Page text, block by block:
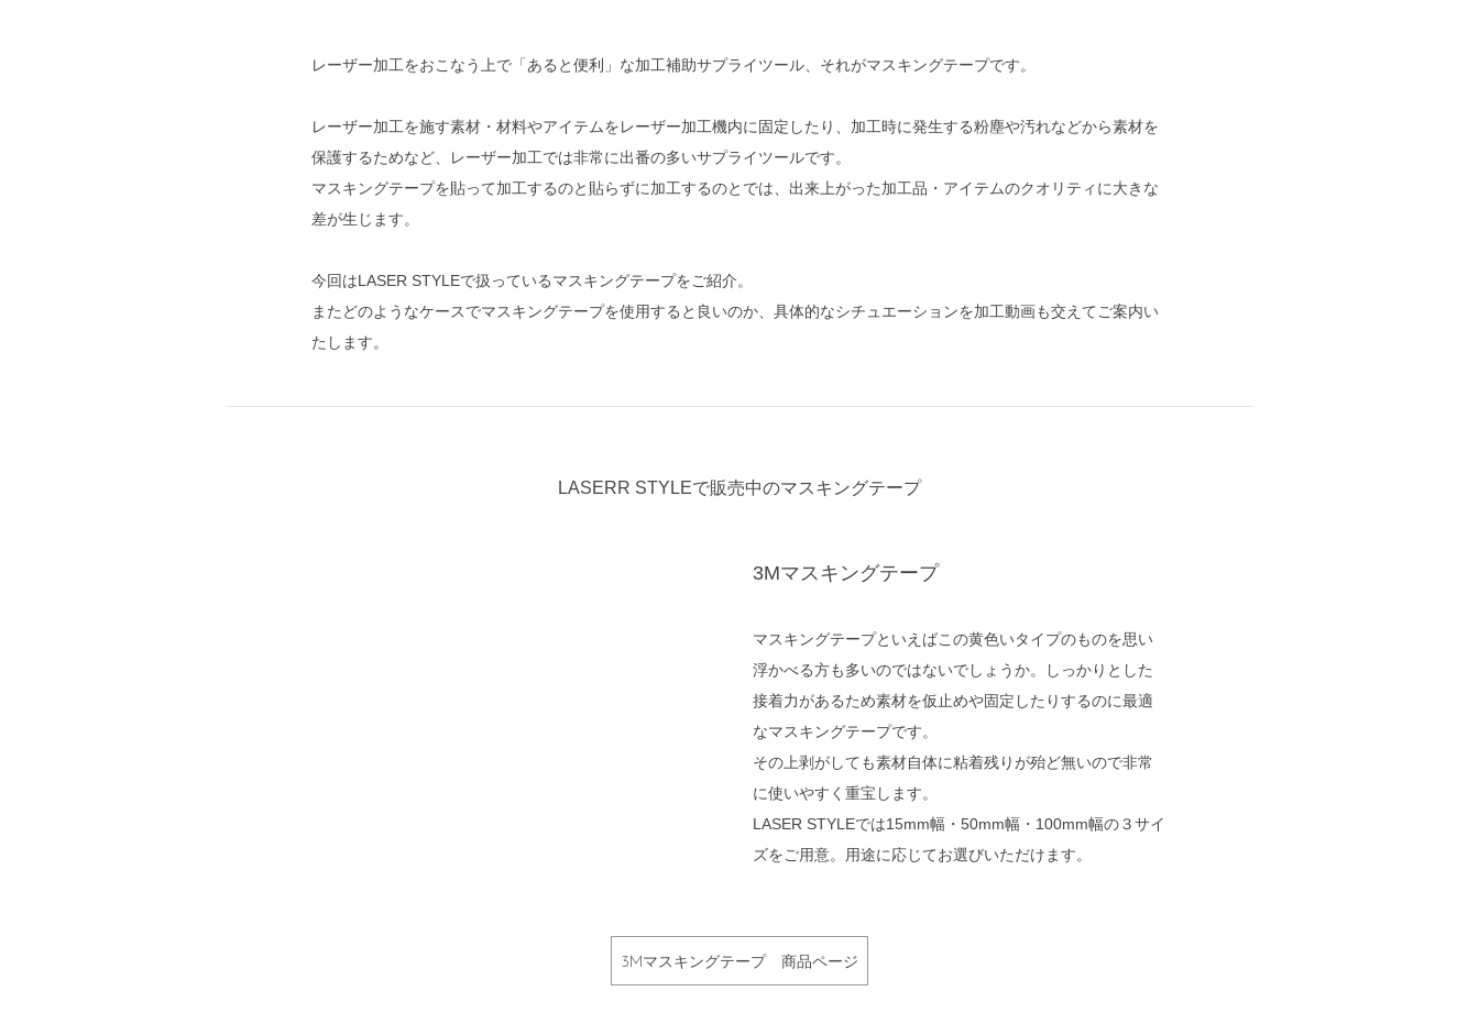
レーザー加工をおこなう上で「あると便利」な加工補助サプライツール、それがマスキングテープです。
レーザー加工を施す素材・材料やアイテムをレーザー加工機内に固定したり、加工時に発生する粉塵や汚れなどから素材を
保護するためなど、レーザー加工では非常に出番の多いサプライツールです。
マスキングテープを貼って加工するのと貼らずに加工するのとでは、出来上がった加工品・アイテムのクオリティに大きな
差が生じます。
今回はLASER STYLEで扱っているマスキングテープをご紹介。
またどのようなケースでマスキングテープを使用すると良いのか、具体的なシチュエーションを加工動画も交えてご案内い
たします。
LASERR STYLEで販売中のマスキングテープ
3Mマスキングテープ
マスキングテープといえばこの黄色いタイプのものを思い
浮かべる方も多いのではないでしょうか。しっかりとした
接着力があるため素材を仮止めや固定したりするのに最適
なマスキングテープです。
その上剥がしても素材自体に粘着残りが殆ど無いので非常
に使いやすく重宝します。
LASER STYLEでは15mm幅・50mm幅・100mm幅の３サイ
ズをご用意。用途に応じてお選びいただけます。
3Mマスキングテープ 商品ページ